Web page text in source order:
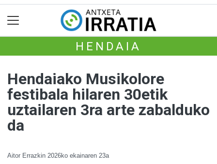
HENDAIA
Hendaiako Musikolore
festibala hilaren 30etik
uztailaren 3ra arte zabalduko
da
Aitor Errazkin 2026ko ekainaren 23a